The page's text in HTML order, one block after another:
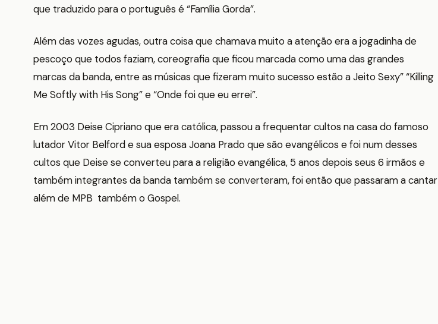
que traduzido para o português é “Família Gorda”.
Além das vozes agudas, outra coisa que chamava muito a atenção era a jogadinha de
pescoço que todos faziam, coreografia que ficou marcada como uma das grandes
marcas da banda, entre as músicas que fizeram muito sucesso estão a Jeito Sexy” “Killing
Me Softly with His Song” e “Onde foi que eu errei”.
Em 2003 Deise Cipriano que era católica, passou a frequentar cultos na casa do famoso
lutador Vitor Belford e sua esposa Joana Prado que são evangélicos e foi num desses
cultos que Deise se converteu para a religião evangélica, 5 anos depois seus 6 irmãos e
também integrantes da banda também se converteram, foi então que passaram a cantar
além de MPB também o Gospel.